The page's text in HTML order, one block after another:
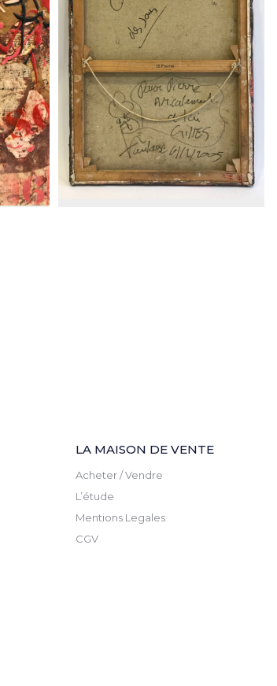
LA MAISON DE VENTE
Acheter / Vendre
L’étude
Mentions Legales
CGV